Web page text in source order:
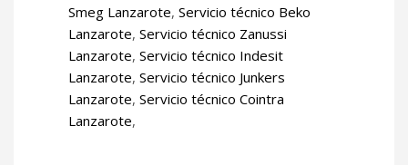
Smeg Lanzarote, Servicio técnico Beko
Lanzarote, Servicio técnico Zanussi
Lanzarote, Servicio técnico Indesit
Lanzarote, Servicio técnico Junkers
Lanzarote, Servicio técnico Cointra
Lanzarote,